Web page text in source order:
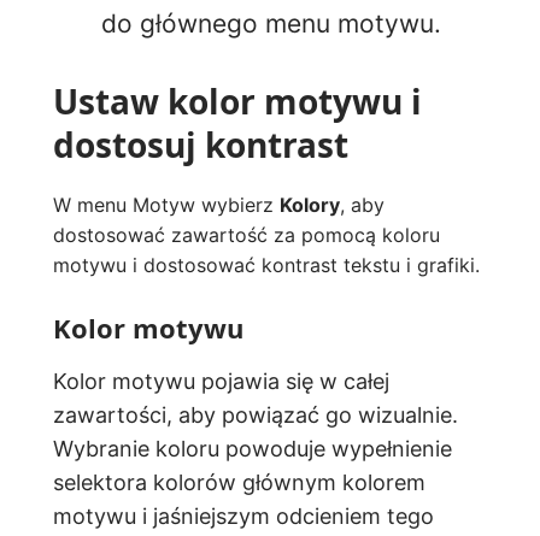
do głównego menu motywu.
Ustaw kolor motywu i
dostosuj kontrast
W menu Motyw wybierz Kolory, aby
dostosować zawartość za pomocą koloru
motywu i dostosować kontrast tekstu i grafiki.
Kolor motywu
Kolor motywu pojawia się w całej
zawartości, aby powiązać go wizualnie.
Wybranie koloru powoduje wypełnienie
selektora kolorów głównym kolorem
motywu i jaśniejszym odcieniem tego